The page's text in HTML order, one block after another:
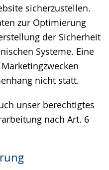
sicherzustellen.
zur Optimierung
der Sicherheit
Systeme. Eine
nicht statt.
unser berechtigtes
nach Art. 6